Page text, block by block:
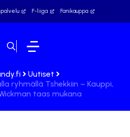
F-liiga Fanikauppa
Uutiset
ryhmällä Tshekkiin – Kauppi,
taas mukana